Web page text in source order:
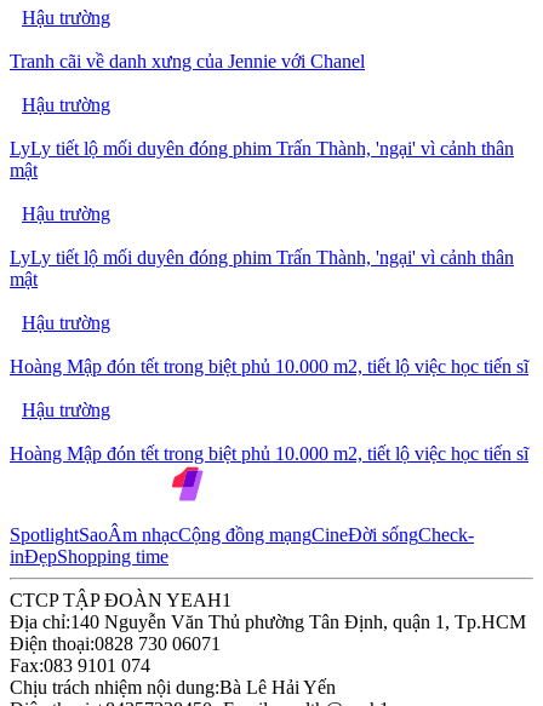
Hậu trường
Tranh cãi về danh xưng của Jennie với Chanel
Hậu trường
LyLy tiết lộ mối duyên đóng phim Trấn Thành, 'ngại' vì cảnh thân
mật
Hậu trường
LyLy tiết lộ mối duyên đóng phim Trấn Thành, 'ngại' vì cảnh thân
mật
Hậu trường
Hoàng Mập đón tết trong biệt phủ 10.000 m2, tiết lộ việc học tiến sĩ
Hậu trường
Hoàng Mập đón tết trong biệt phủ 10.000 m2, tiết lộ việc học tiến sĩ
SpotlightSaoÂm nhạcCộng đồng mạngCineĐời sốngCheck-
inĐẹpShopping time
CTCP TẬP ĐOÀN YEAH1
Địa chỉ:140 Nguyễn Văn Thủ phường Tân Định, quận 1, Tp.HCM
Điện thoại:0828 730 06071
Fax:083 9101 074
Chịu trách nhiệm nội dung:Bà Lê Hải Yến